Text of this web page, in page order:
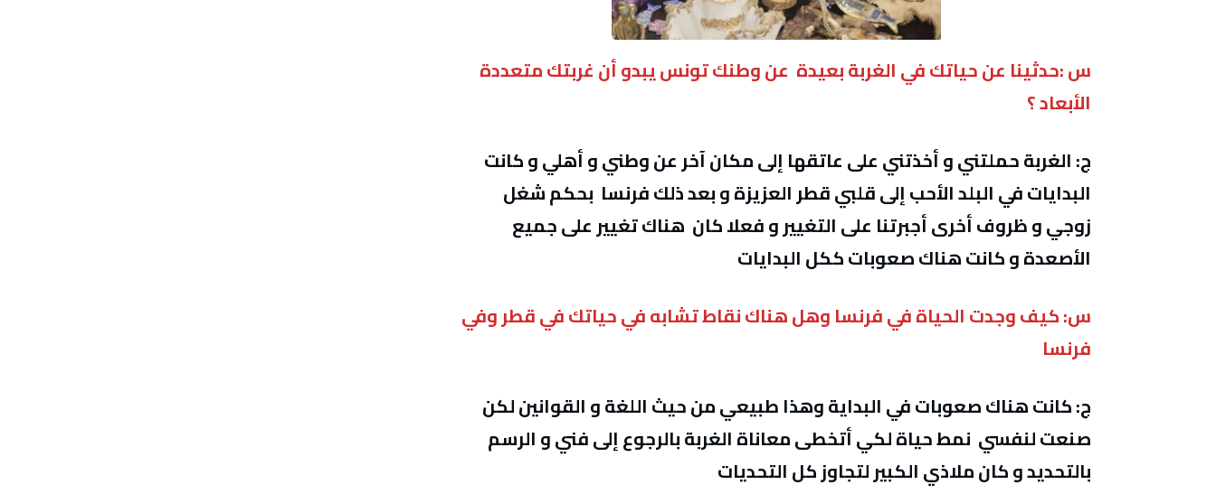
س :حدثينا عن حياتك في الغربة بعيدة عن وطنك تونس يبدو أن غربتك متعددة
الأبعاد ؟
ج: الغربة حملتني و أخذتني على عاتقها إلى مكان آخر عن وطني و أهلي و كانت
البدايات في البلد الأحب إلى قلبي قطر العزيزة و بعد ذلك فرنسا بحكم شغل
زوجي و ظروف أخرى أجبرتنا على التغيير و فعلا كان هناك تغيير على جميع
الأصعدة و كانت هناك صعوبات ككل البدايات
س: كيف وجدت الحياة في فرنسا وهل هناك نقاط تشابه في حياتك في قطر وفي
فرنسا
ج: كانت هناك صعوبات في البداية وهذا طبيعي من حيث اللغة و القوانين لكن
صنعت لنفسي نمط حياة لكي أتخطى معاناة الغربة بالرجوع إلى فني و الرسم
بالتحديد و كان ملاذي الكبير لتجاوز كل التحديات